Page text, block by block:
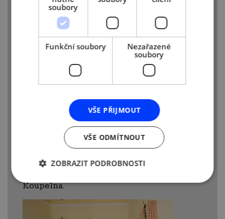
Koupelna.
soubory
Funkční soubory
Nezařazené
soubory
VŠE PŘIJMOUT
VŠE ODMÍTNOUT
ZOBRAZIT PODROBNOSTI